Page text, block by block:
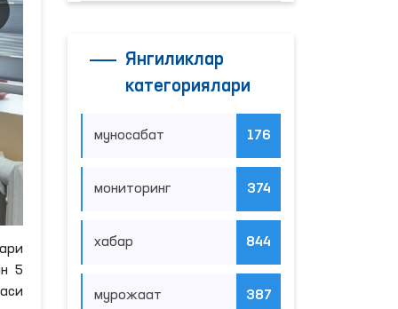
5
Янгиликлар
категориялари
муносабат 176
мониторинг 374
хабар 844
мурожаат 387